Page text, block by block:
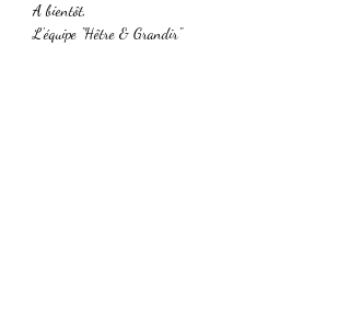
A bientôt,
L'équipe "Hêtre & Grandir"